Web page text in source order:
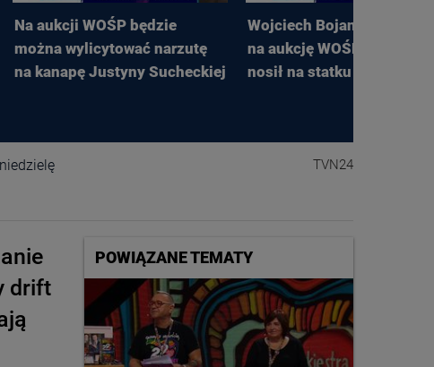
Na aukcji WOŚP będzie
można wylicytować narzutę
na kanapę Justyny Sucheckiej
Wojciech Bojanowski
na aukcję WOŚP kurtkę,
nosił na statku Sea-
TVN24
drift
POWIĄZANE TEMATY